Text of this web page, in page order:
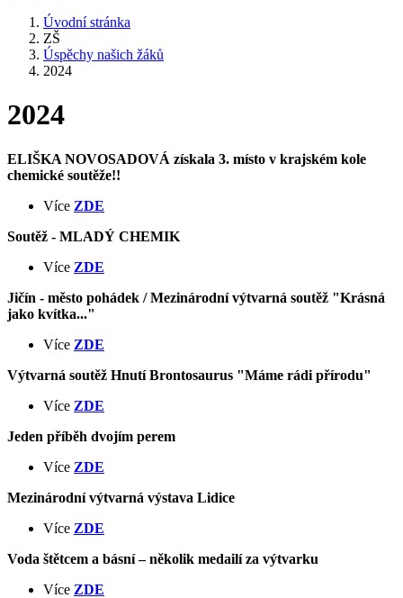
Úvodní stránka
ZŠ
Úspěchy našich žáků
2024
2024
ELIŠKA NOVOSADOVÁ získala 3. místo v krajském kole
chemické soutěže!!
Více ZDE
Soutěž - MLADÝ CHEMIK
Více ZDE
Jičín - město pohádek / Mezinárodní výtvarná soutěž "Krásná
jako kvítka..."
Více ZDE
Výtvarná soutěž Hnutí Brontosaurus "Máme rádi přírodu"
Více ZDE
Jeden příběh dvojím perem
Více ZDE
Mezinárodní výtvarná výstava Lidice
Více ZDE
Voda štětcem a básní – několik medailí za výtvarku
Více ZDE